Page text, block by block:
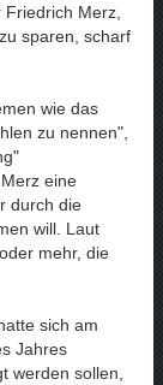
Merz,
sparen, scharf
wie das
zu nennen",
eine
durch die
will. Laut
mehr, die
sich am
Jahres
werden sollen,